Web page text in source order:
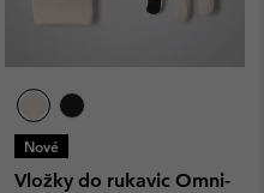
Nové
Vložky do rukavic Omni-